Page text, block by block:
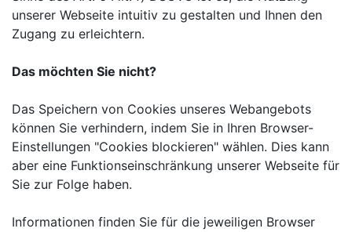
unserer Webseite intuitiv zu gestalten und Ihnen den
Zugang zu erleichtern.
Das möchten Sie nicht?
Das Speichern von Cookies unseres Webangebots
können Sie verhindern, indem Sie in Ihren Browser-
Einstellungen "Cookies blockieren" wählen. Dies kann
aber eine Funktionseinschränkung unserer Webseite für
Sie zur Folge haben.
Informationen finden Sie für die jeweiligen Browser